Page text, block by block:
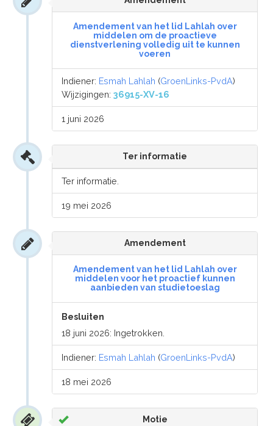
Amendement van het lid Lahlah over
middelen om de proactieve
dienstverlening volledig uit te kunnen
voeren
Indiener: Esmah Lahlah (GroenLinks-PvdA)
Wijzigingen:36915-XV-16
1 juni 2026
Ter informatie
Ter informatie.
19 mei 2026
Amendement
Amendement van het lid Lahlah over
middelen voor het proactief kunnen
aanbieden van studietoeslag
Besluiten
18 juni 2026: Ingetrokken.
Indiener: Esmah Lahlah (GroenLinks-PvdA)
18 mei 2026
Motie